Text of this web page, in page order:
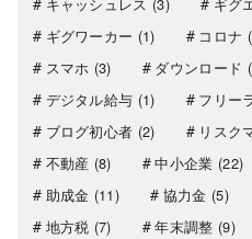
ギグワーカー (1) コロナ
スマホ (3) ダウンロード
デジタル給与 (1) フリー
ブログ初心者 (2) リスク
不動産 (8) 中小企業 (22)
助成金 (11) 協力金 (5)
地方税 (7) 年末調整 (9)